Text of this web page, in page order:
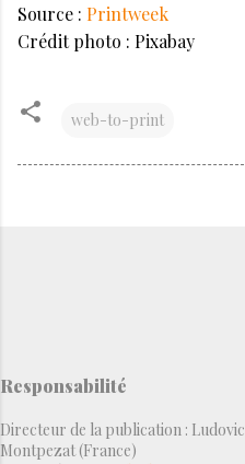
Source : Printweek
Crédit photo : Pixabay
web-to-print
Responsabilité
Directeur de la publication :
Montpezat (France)